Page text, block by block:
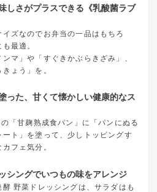
しさがプラスできる《乳酸菌ラブ
ズなのでお弁当の一品はもちろ
最適。
マ」や「すぐきかぶらきざみ」、
ょう」を。
った、甘くて懐かしい健康的なス
「甘麹熟成食パン」に「パンにぬる
ト」を塗って、少しトッピングす
フェ気分。
シングでいつもの味をアレンジ
野菜ドレッシングは、サラダはも